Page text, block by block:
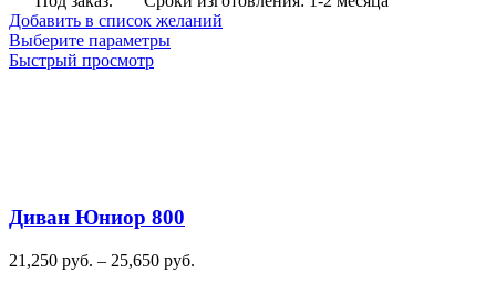
Добавить в список желаний
Выберите параметрыЭтот
странице
Быстрый просмотр
Диван Юниор 800
21,250 руб. – 25,650 руб.